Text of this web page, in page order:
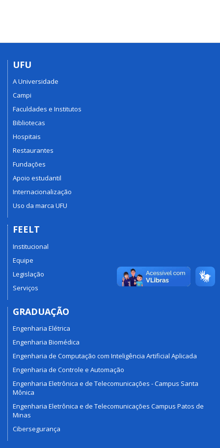
UFU
A Universidade
Campi
Faculdades e Institutos
Bibliotecas
Hospitais
Restaurantes
Fundações
Apoio estudantil
Internacionalização
Uso da marca UFU
FEELT
Institucional
Equipe
Legislação
Serviços
GRADUAÇÃO
Engenharia Elétrica
Engenharia Biomédica
Engenharia de Computação com Inteligência Artificial Aplicada
Engenharia de Controle e Automação
Engenharia Eletrônica e de Telecomunicações - Campus Santa
Mônica
Engenharia Eletrônica e de Telecomunicações Campus Patos de
Minas
Cibersegurança